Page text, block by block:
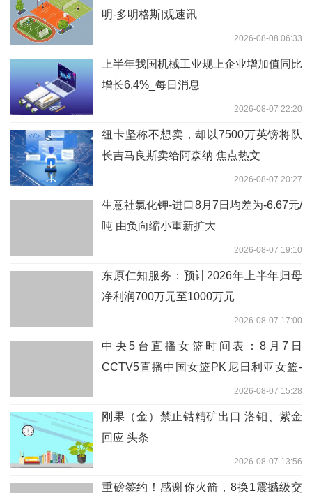
明-多明格斯|观速讯
2026-08-08 06:33
上半年我国机械工业规上企业增加值同比
增长6.4%_每日消息
2026-08-07 22:20
纽卡坚称不想卖，却以7500万英镑将队
长吉马良斯卖给阿森纳 焦点热文
2026-08-07 20:27
生意社氯化钾-进口8月7日均差为-6.67元/
吨 由负向缩小重新扩大
2026-08-07 19:10
东原仁知服务：预计2026年上半年归母
净利润700万元至1000万元
2026-08-07 17:00
中央5台直播女篮时间表：8月7日
CCTV5直播中国女篮PK尼日利亚女篮-
2026-08-07 15:28
刚果（金）禁止钴精矿出口 洛钼、紫金
回应 头条
2026-08-07 13:56
重磅签约！感谢你火箭，8换1震撼级交